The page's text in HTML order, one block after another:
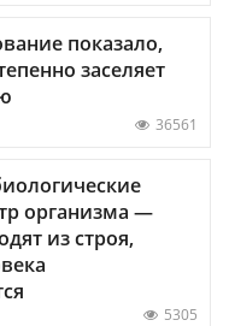
показало,
заселяет
36561
организма —
из строя,
5305